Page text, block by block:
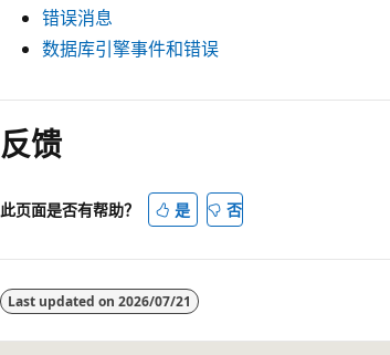
错误消息
数据库引擎事件和错误
阅
读
模
已
反馈
此页面是否有帮助？ 是 否
Last updated on 2026/07/21